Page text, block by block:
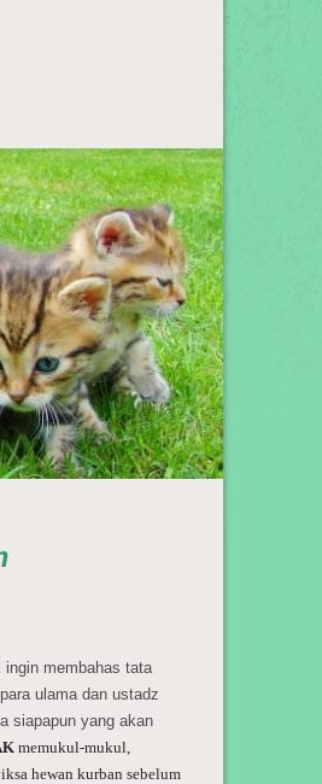
ingin membahas tata
ulama dan ustadz
siapapun yang akan
memukul-mukul,
hewan kurban sebelum